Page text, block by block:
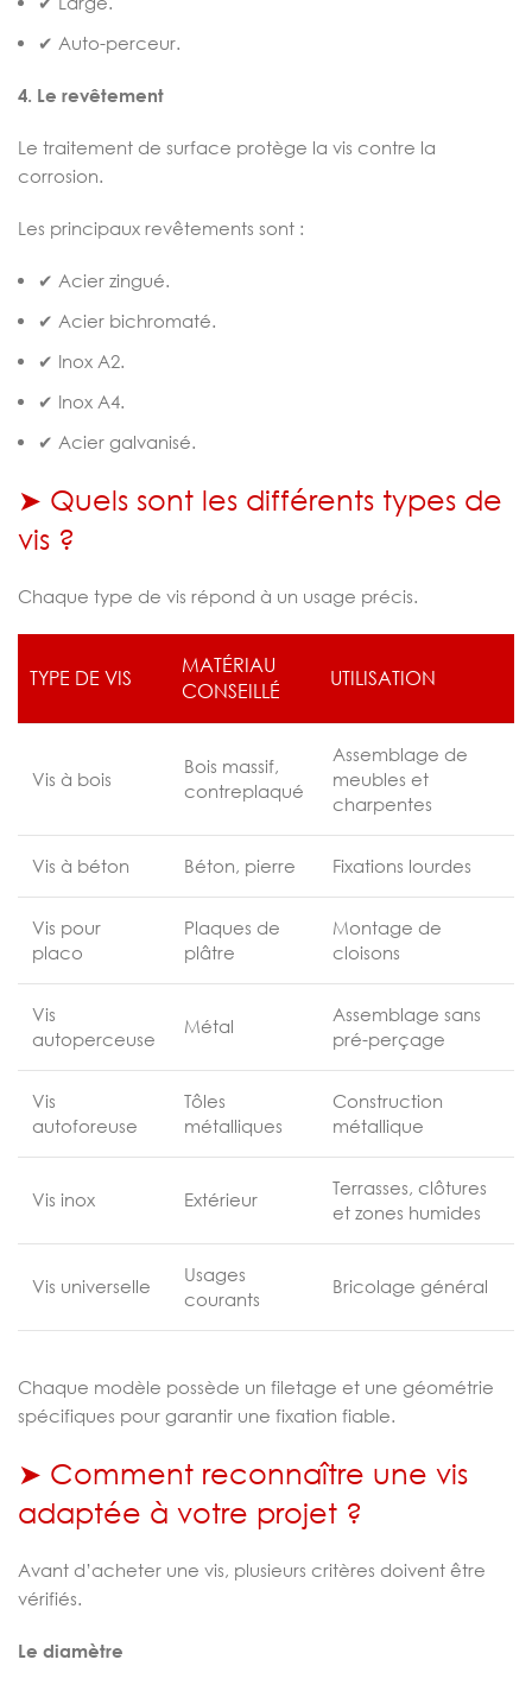
✔ Auto-perceur.
4. Le revêtement
Le traitement de surface protège la vis contre la
corrosion.
Les principaux revêtements sont :
✔ Acier zingué.
✔ Acier bichromaté.
✔ Inox A2.
✔ Inox A4.
✔ Acier galvanisé.
➤ Quels sont les différents types de
vis ?
Chaque type de vis répond à un usage précis.
TYPE DE VIS
MATÉRIAU
CONSEILLÉ
UTILISATION
Vis à bois
Bois massif,
contreplaqué
Assemblage de
meubles et
charpentes
Vis à béton Béton, pierre Fixations lourdes
Vis pour
placo
Plaques de
plâtre
Montage de
cloisons
Vis
autoperceuse
Métal
Assemblage sans
pré-perçage
Vis
autoforeuse
Tôles
métalliques
Construction
métallique
Vis inox Extérieur
Terrasses, clôtures
et zones humides
Vis universelle
Usages
courants
Bricolage général
Chaque modèle possède un filetage et une géométrie
spécifiques pour garantir une fixation fiable.
➤ Comment reconnaître une vis
adaptée à votre projet ?
Avant d’acheter une vis, plusieurs critères doivent être
vérifiés.
Le diamètre